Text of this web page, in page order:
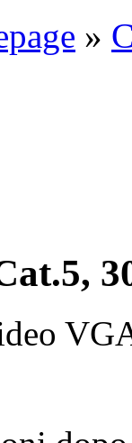
»